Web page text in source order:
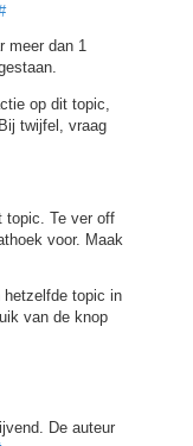
meer dan 1
op dit topic,
twijfel, vraag
topic. Te ver off
voor. Maak
hetzelfde topic in
van de knop
De auteur